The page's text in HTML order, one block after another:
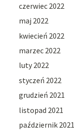
czerwiec 2022
maj 2022
kwiecień 2022
marzec 2022
luty 2022
styczeń 2022
grudzień 2021
listopad 2021
październik 2021